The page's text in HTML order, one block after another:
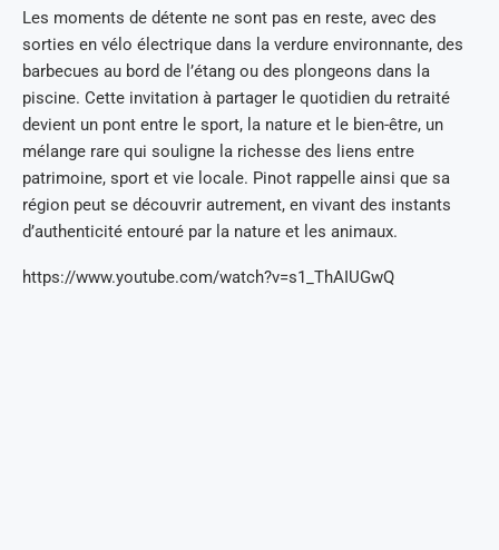
Les moments de détente ne sont pas en reste, avec des
sorties en vélo électrique dans la verdure environnante, des
barbecues au bord de l’étang ou des plongeons dans la
piscine. Cette invitation à partager le quotidien du retraité
devient un pont entre le sport, la nature et le bien-être, un
mélange rare qui souligne la richesse des liens entre
patrimoine, sport et vie locale. Pinot rappelle ainsi que sa
région peut se découvrir autrement, en vivant des instants
d’authenticité entouré par la nature et les animaux.
https://www.youtube.com/watch?v=s1_ThAIUGwQ